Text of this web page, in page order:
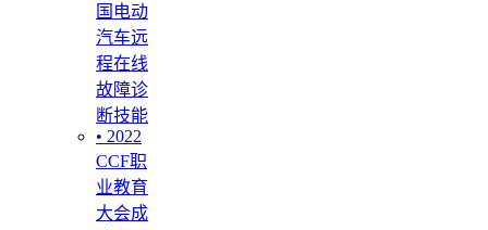
国电动
汽车远
程在线
故障诊
断技能
• 2022
CCF职
业教育
大会成